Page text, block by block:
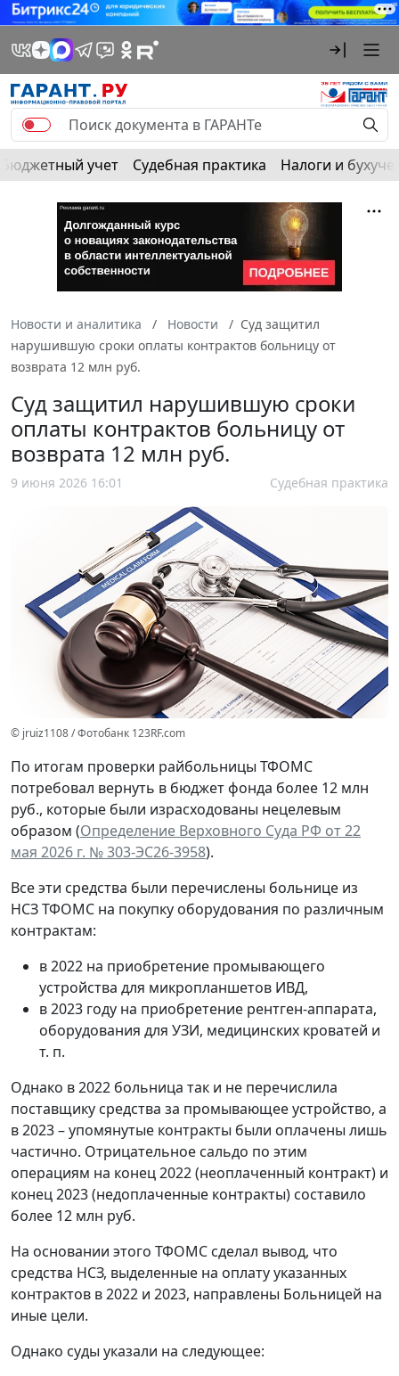
Бюджетный учет Судебная практика Налоги и
Новости и аналитика Новости
Суд защитил
нарушившую сроки оплаты контрактов больницу от
возврата 12 млн руб.
Суд защитил нарушившую сроки
оплаты контрактов больницу от
возврата 12 млн руб.
9 июня 2026 16:01 Судебная практика
© jruiz1108 / Фотобанк 123RF.com
По итогам проверки райбольницы ТФОМС
потребовал вернуть в бюджет фонда более 12 млн
руб., которые были израсходованы нецелевым
образом (Определение Верховного Суда РФ от 22
мая 2026 г. № 303-ЭС26-3958).
Все эти средства были перечислены больнице из
НСЗ ТФОМС на покупку оборудования по различным
контрактам:
в 2022 на приобретение промывающего
устройства для микропланшетов ИВД,
в 2023 году на приобретение рентген-аппарата,
оборудования для УЗИ, медицинских кроватей и
т. п.
Однако в 2022 больница так и не перечислила
поставщику средства за промывающее устройство, а
в 2023 – упомянутые контракты были оплачены лишь
частично. Отрицательное сальдо по этим
операциям на конец 2022 (неоплаченный контракт) и
конец 2023 (недоплаченные контракты) составило
более 12 млн руб.
На основании этого ТФОМС сделал вывод, что
средства НСЗ, выделенные на оплату указанных
контрактов в 2022 и 2023, направлены Больницей на
иные цели.
Однако суды указали на следующее: